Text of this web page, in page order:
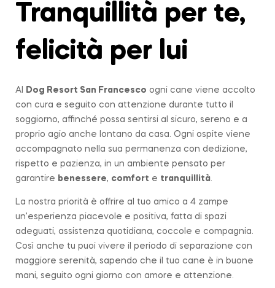
Tranquillità per te,
felicità per lui
Al Dog Resort San Francesco ogni cane viene accolto
con cura e seguito con attenzione durante tutto il
soggiorno, affinché possa sentirsi al sicuro, sereno e a
proprio agio anche lontano da casa. Ogni ospite viene
accompagnato nella sua permanenza con dedizione,
rispetto e pazienza, in un ambiente pensato per
garantire benessere, comfort e tranquillità
La nostra priorità è offrire al tuo amico a 4 zampe
un’esperienza piacevole e positiva, fatta di spazi
adeguati, assistenza quotidiana, coccole e compagnia.
Così anche tu puoi vivere il periodo di separazione con
maggiore serenità, sapendo che il tuo cane è in buone
mani, seguito ogni giorno con amore e attenzione.